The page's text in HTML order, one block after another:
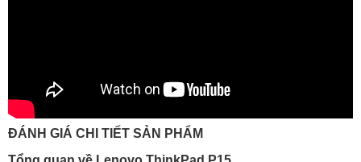
ĐÁNH GIÁ CHI TIẾT SẢN PHẨM